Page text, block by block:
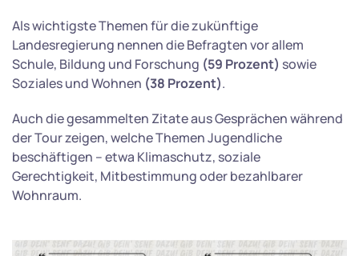
Als wichtigste Themen für die zukünftige
Landesregierung nennen die Befragten vor allem
Schule, Bildung und Forschung (59 Prozent) sowie
Soziales und Wohnen (38 Prozent).
Auch die gesammelten Zitate aus Gesprächen während
der Tour zeigen, welche Themen Jugendliche
beschäftigen – etwa Klimaschutz, soziale
Gerechtigkeit, Mitbestimmung oder bezahlbarer
Wohnraum.